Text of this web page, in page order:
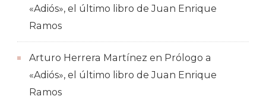
«Adiós», el último libro de Juan Enrique
Ramos
Arturo Herrera Martínez en Prólogo a
«Adiós», el último libro de Juan Enrique
Ramos